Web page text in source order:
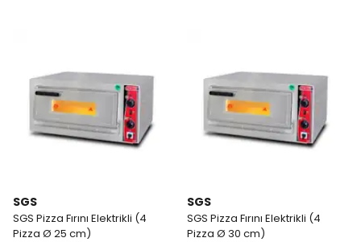
SGS
SGS Pizza Fırını Elektrikli (4
Pizza Ø 25 cm)
SGS
SGS Pizza Fırını Elektrikli (4
Pizza Ø 30 cm)